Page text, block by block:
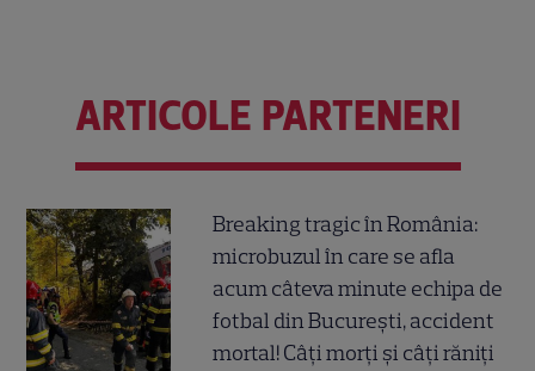
ARTICOLE PARTENERI
Breaking tragic în România:
microbuzul în care se afla
acum câteva minute echipa de
fotbal din București, accident
mortal! Câți morți și câți răniți